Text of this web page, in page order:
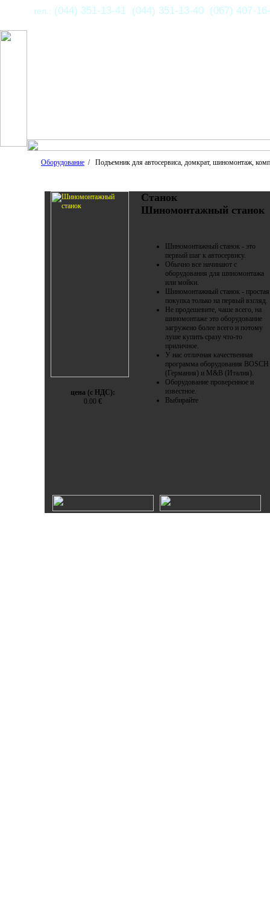
тел.: (044) 351-13-41 (044) 351-13-40 (067) 407-
Оборудование / Подъемник для автосервиса, домкрат, шиномонтаж,
цена (с НДС):
0.00 €
Станок
Шиномонтажный станок
Шиномонтажный станок - это
первый шаг к автосервису.
Обычно все начинают с
оборудования для шиномонтажа
или мойки.
Шиномонтажный станок - простая
покупка только на первый взгляд.
Не продешевите, чаше всего, на
шиномонтаже это оборудование
загружено более всего и потому
луше купить сразу что-то
приличное.
У нас отличная качественная
программа оборудования BOSCH
(Германия) и M&B (Италия).
Оборудование проверенное и
известное.
Выбирайте